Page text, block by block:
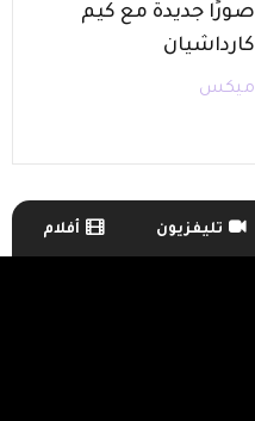
صورًا جديدة مع كيم
كارداشيان
ميكس
TV Guide Menu
تليفزيون أفلام